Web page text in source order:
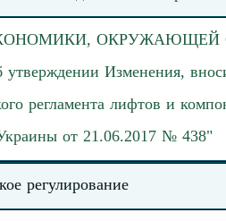
ОКРУЖАЮЩЕЙ
Изменения,
регламента лифтов и
от 21.06.2017 № 438"
регулирование